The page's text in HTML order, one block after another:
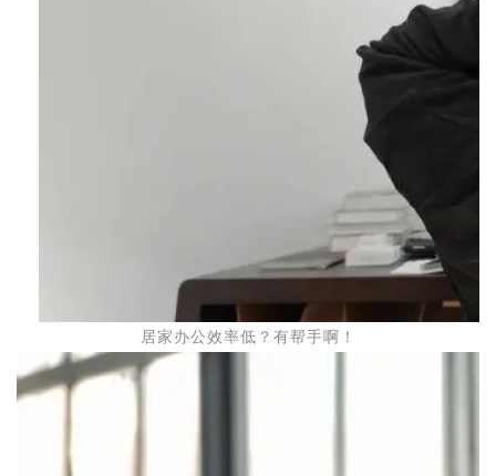
居家办公效率低？有帮手啊！